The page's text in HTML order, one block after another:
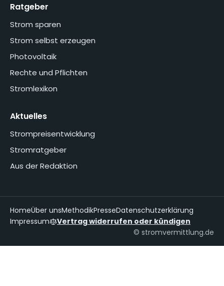
Ratgeber
Strom sparen
Strom selbst erzeugen
Photovoltaik
Rechte und Pflichten
Stromlexikon
Aktuelles
Strompreisentwicklung
Stromratgeber
Aus der Redaktion
HomeÜber unsMethodikPresseDatenschutzerklärung
Impressum
Vertrag widerrufen oder kündigen
© stromvermittlung.de